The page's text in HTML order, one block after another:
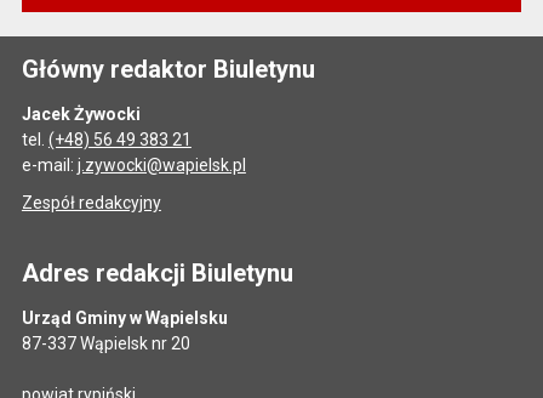
Główny redaktor Biuletynu
Jacek Żywocki
tel. (+48) 56 49 383 21
e-mail: j.zywocki@wapielsk.pl
Zespół redakcyjny
Adres redakcji Biuletynu
Urząd Gminy w Wąpielsku
87-337 Wąpielsk nr 20
powiat rypiński